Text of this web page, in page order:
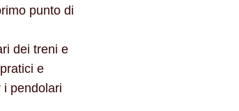
punto di
dei treni e
e
i pendolari